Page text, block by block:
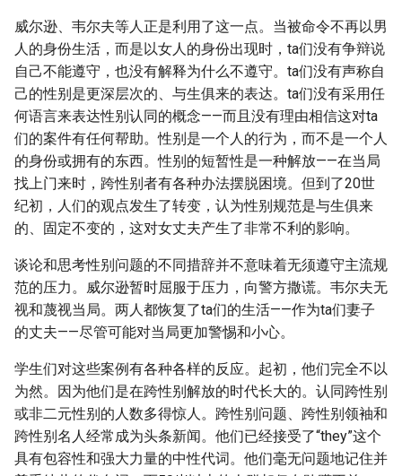
威尔逊、韦尔夫等人正是利用了这一点。当被命令不再以男
人的身份生活，而是以女人的身份出现时，ta们没有争辩说
自己不能遵守，也没有解释为什么不遵守。ta们没有声称自
己的性别是更深层次的、与生俱来的表达。ta们没有采用任
何语言来表达性别认同的概念——而且没有理由相信这对ta
们的案件有任何帮助。性别是一个人的行为，而不是一个人
的身份或拥有的东西。性别的短暂性是一种解放——在当局
找上门来时，跨性别者有各种办法摆脱困境。但到了20世
纪初，人们的观点发生了转变，认为性别规范是与生俱来
的、固定不变的，这对女丈夫产生了非常不利的影响。
谈论和思考性别问题的不同措辞并不意味着无须遵守主流规
范的压力。威尔逊暂时屈服于压力，向警方撒谎。韦尔夫无
视和蔑视当局。两人都恢复了ta们的生活——作为ta们妻子
的丈夫——尽管可能对当局更加警惕和小心。
学生们对这些案例有各种各样的反应。起初，他们完全不以
为然。因为他们是在跨性别解放的时代长大的。认同跨性别
或非二元性别的人数多得惊人。跨性别问题、跨性别领袖和
跨性别名人经常成为头条新闻。他们已经接受了“they”这个
具有包容性和强大力量的中性代词。他们毫无问题地记住并